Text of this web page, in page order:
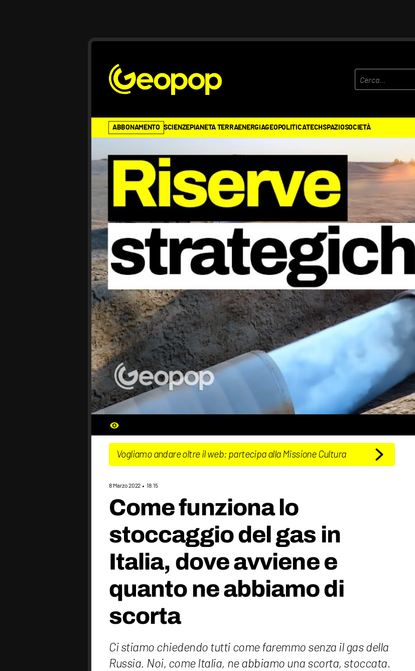
ABBONAMENTO SCIENZEPIANETA TERRAENERGIAGEOPOLITICATECHSPAZIOSOCIETÀ
Vogliamo andare oltre il web: partecipa alla Missione Cultura
8 Marzo 2022 18:15
Come funziona lo
stoccaggio del gas in
Italia, dove avviene e
quanto ne abbiamo di
scorta
Ci stiamo chiedendo tutti come faremmo senza il gas della
Russia. Noi, come Italia, ne abbiamo una scorta, stoccata.